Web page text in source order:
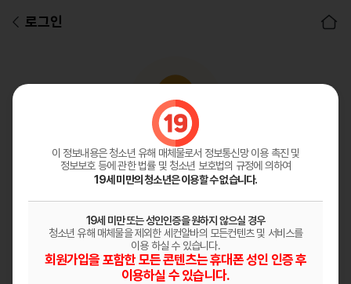
로그인
로그인
아이디
비밀번호
이 정보내용은 청소년 유해 매체물로서 정보통신망 이용 촉진 및
정보보호 등에 관한 법률 및 청소년 보호법의 규정에 의하여
19세 미만의 청소년은 이용할 수 없습니다.
19세 미만 또는 성인인증을 원하지 않으실 경우
청소년 유해 매체물을 제외한 세컨알바의 모든컨텐츠 및 서비스를
이용 하실 수 있습니다.
회원가입을 포함한 모든 콘텐츠는 휴대폰 성인 인증 후
이용하실 수 있습니다.